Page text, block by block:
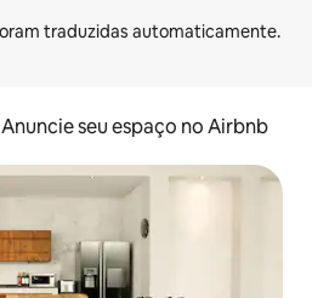
Anuncie seu espaço no Airbnb